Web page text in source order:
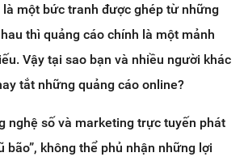
một bức tranh được ghép từ những
thì quảng cáo chính là một mảnh
Vậy tại sao bạn và nhiều người khác
tắt những quảng cáo online?
nghệ số và marketing trực tuyến phát
bão”, không thể phủ nhận những lợi